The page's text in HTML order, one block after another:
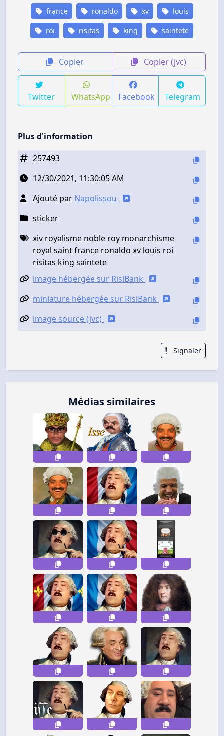
france ronaldo xv louis
roi risitas king saintete
Copier Copier (jvc)
Twitter WhatsApp Facebook Telegram
Plus d'information
257493
12/30/2021, 11:30:05 AM
Ajouté par Napolissou
sticker
xiv royalisme noble roy monarchisme
royal saint france ronaldo xv louis roi
risitas king saintete
image hébergée sur RisiBank
miniature hébergée sur RisiBank
image source (jvc)
Signaler
Médias similaires